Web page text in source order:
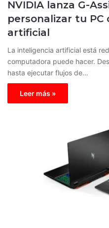
NVIDIA lanza G-
personalizar tu PC
artificial
La inteligencia artificial está
computadora puede hacer.
hasta ejecutar flujos de…
Leer más »